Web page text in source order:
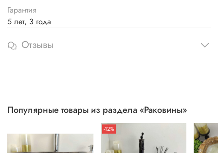
Гарантия
5 лет, 3 года
Отзывы
Популярные товары из раздела «Раковины»
-12%